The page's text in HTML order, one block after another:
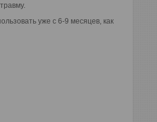
уже с 6-9 месяцев, как